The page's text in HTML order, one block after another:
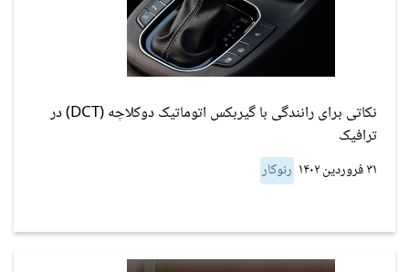
نکاتی برای رانندگی با گیربکس اتوماتیک دوکلاچه (DCT) در
ترافیک
۳۱ فروردین ۱۴۰۲ رنوکار